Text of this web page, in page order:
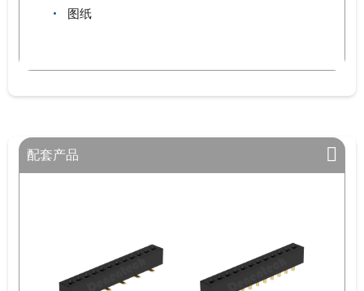
图纸
配套产品